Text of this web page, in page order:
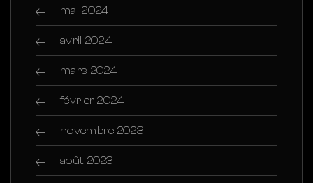
mai 2024
avril 2024
mars 2024
février 2024
novembre 2023
août 2023